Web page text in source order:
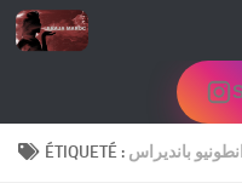
Skip to content
ÉTIQUETÉ : انطونيو بانديراس